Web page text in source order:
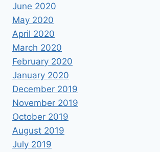
June 2020
May 2020
April 2020
March 2020
February 2020
January 2020
December 2019
November 2019
October 2019
August 2019
July 2019